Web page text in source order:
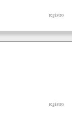
registro
registro